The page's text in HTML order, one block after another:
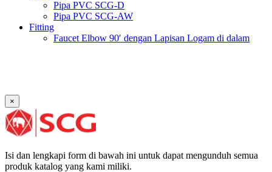
Pipa PVC SCG-D
Pipa PVC SCG-AW
Fitting
Faucet Elbow 90′ dengan Lapisan Logam di dalam
Plug SCG AW
Shinkolite
Atap Akrilik Shinkolite Shade
×
Isi dan lengkapi form di bawah ini untuk dapat mengunduh semua
produk katalog yang kami miliki.